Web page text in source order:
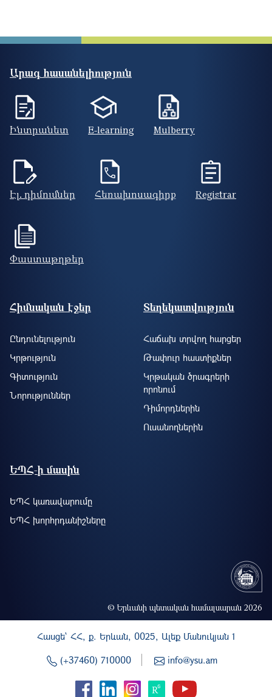
Արագ հասանելիություն
Ինտրանետ E-learning Mulberry
Էլ. դիմումներ Հեռախոսագիրք Registrar
Փաստաթղթեր
Footer site information
Հիմնական էջեր
Ընդունելություն
Կրթություն
Գիտություն
Նորություններ
Տեղեկատվություն
Հաճախ տրվող հարցեր
Թափուր հաստիքներ
Կրթական ծրագրերի
որոնում
Դիմորդներին
Ուսանողներին
ԵՊՀ-ի մասին
ԵՊՀ կառավարումը
ԵՊՀ խորհրդանիշները
© Երևանի պետական համալսարան 2026
Հասցե` ՀՀ, ք. Երևան, 0025, Ալեք Մանուկյան 1
(+37460) 710000
info@ysu.am